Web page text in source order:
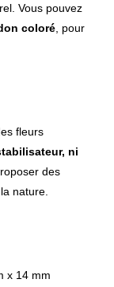
Vous pouvez
coloré , pour
fleurs
ni
des
nature.
x 14 mm